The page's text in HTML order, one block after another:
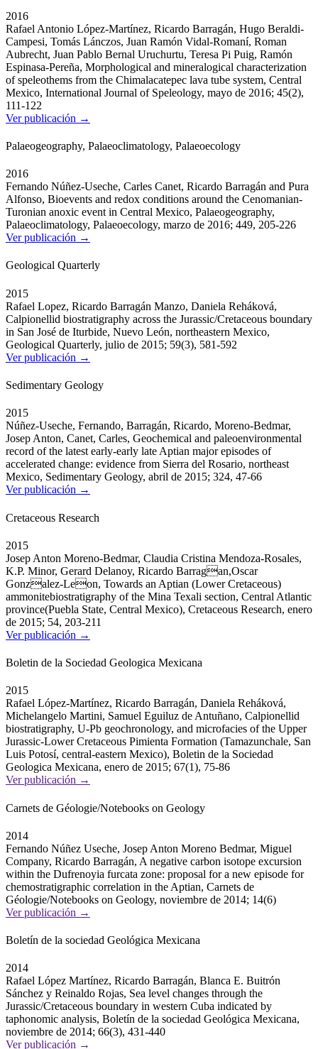
2016
Rafael Antonio López-Martínez, Ricardo Barragán, Hugo Beraldi-
Campesi, Tomás Lánczos, Juan Ramón Vidal-Romaní, Roman
Aubrecht, Juan Pablo Bernal Uruchurtu, Teresa Pi Puig, Ramón
Espinasa-Pereña, Morphological and mineralogical characterization
of speleothems from the Chimalacatepec lava tube system, Central
Mexico, International Journal of Speleology, mayo de 2016; 45(2),
111-122
Ver publicación →
Palaeogeography, Palaeoclimatology, Palaeoecology
2016
Fernando Núñez-Useche, Carles Canet, Ricardo Barragán and Pura
Alfonso, Bioevents and redox conditions around the Cenomanian-
Turonian anoxic event in Central Mexico, Palaeogeography,
Palaeoclimatology, Palaeoecology, marzo de 2016; 449, 205-226
Ver publicación →
Geological Quarterly
2015
Rafael Lopez, Ricardo Barragán Manzo, Daniela Reháková,
Calpionellid biostratigraphy across the Jurassic/Cretaceous boundary
in San José de Iturbide, Nuevo León, northeastern Mexico,
Geological Quarterly, julio de 2015; 59(3), 581-592
Ver publicación →
Sedimentary Geology
2015
Núñez-Useche, Fernando, Barragán, Ricardo, Moreno-Bedmar,
Josep Anton, Canet, Carles, Geochemical and paleoenvironmental
record of the latest early-early late Aptian major episodes of
accelerated change: evidence from Sierra del Rosario, northeast
Mexico, Sedimentary Geology, abril de 2015; 324, 47-66
Ver publicación →
Cretaceous Research
2015
Josep Anton Moreno-Bedmar, Claudia Cristina Mendoza-Rosales,
K.P. Minor, Gerard Delanoy, Ricardo Barragan,Oscar
Gonzalez-Leon, Towards an Aptian (Lower Cretaceous)
ammonitebiostratigraphy of the Mina Texali section, Central Atlantic
province(Puebla State, Central Mexico), Cretaceous Research, enero
de 2015; 54, 203-211
Ver publicación →
Boletin de la Sociedad Geologica Mexicana
2015
Rafael López-Martínez, Ricardo Barragán, Daniela Reháková,
Michelangelo Martini, Samuel Eguiluz de Antuñano, Calpionellid
biostratigraphy, U-Pb geochronology, and microfacies of the Upper
Jurassic-Lower Cretaceous Pimienta Formation (Tamazunchale, San
Luis Potosí, central-eastern Mexico), Boletin de la Sociedad
Geologica Mexicana, enero de 2015; 67(1), 75-86
Ver publicación →
Carnets de Géologie/Notebooks on Geology
2014
Fernando Núñez Useche, Josep Anton Moreno Bedmar, Miguel
Company, Ricardo Barragán, A negative carbon isotope excursion
within the Dufrenoyia furcata zone: proposal for a new episode for
chemostratigraphic correlation in the Aptian, Carnets de
Géologie/Notebooks on Geology, noviembre de 2014; 14(6)
Ver publicación →
Boletín de la sociedad Geológica Mexicana
2014
Rafael López Martínez, Ricardo Barragán, Blanca E. Buitrón
Sánchez y Reinaldo Rojas, Sea level changes through the
Jurassic/Cretaceous boundary in western Cuba indicated by
taphonomic analysis, Boletín de la sociedad Geológica Mexicana,
noviembre de 2014; 66(3), 431-440
Ver publicación →